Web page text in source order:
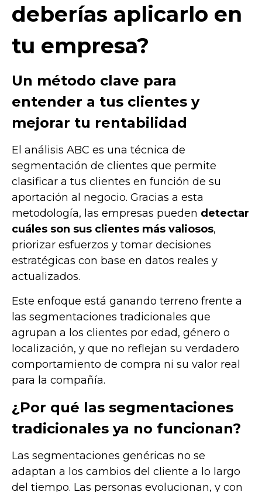
deberías aplicarlo en
tu empresa?
Un método clave para
entender a tus clientes y
mejorar tu rentabilidad
El análisis ABC es una técnica de
segmentación de clientes que permite
clasificar a tus clientes en función de su
aportación al negocio. Gracias a esta
metodología, las empresas pueden detectar
cuáles son sus clientes más valiosos,
priorizar esfuerzos y tomar decisiones
estratégicas con base en datos reales y
actualizados.
Este enfoque está ganando terreno frente a
las segmentaciones tradicionales que
agrupan a los clientes por edad, género o
localización, y que no reflejan su verdadero
comportamiento de compra ni su valor real
para la compañía.
¿Por qué las segmentaciones
tradicionales ya no funcionan?
Las segmentaciones genéricas no se
adaptan a los cambios del cliente a lo largo
del tiempo. Las personas evolucionan, y con